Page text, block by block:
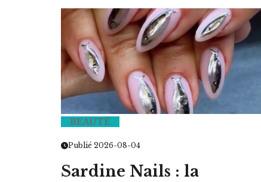
BEAUTÉ
Publié 2026-08-04
Sardine Nails : la